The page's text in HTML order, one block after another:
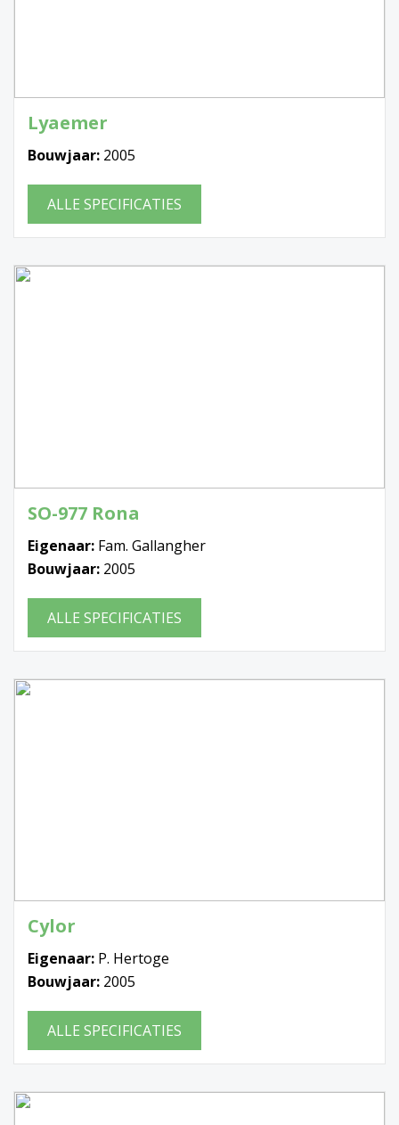
Lyaemer
Bouwjaar: 2005
ALLE SPECIFICATIES
SO-977 Rona
Eigenaar: Fam. Gallangher
Bouwjaar: 2005
ALLE SPECIFICATIES
Cylor
Eigenaar: P. Hertoge
Bouwjaar: 2005
ALLE SPECIFICATIES